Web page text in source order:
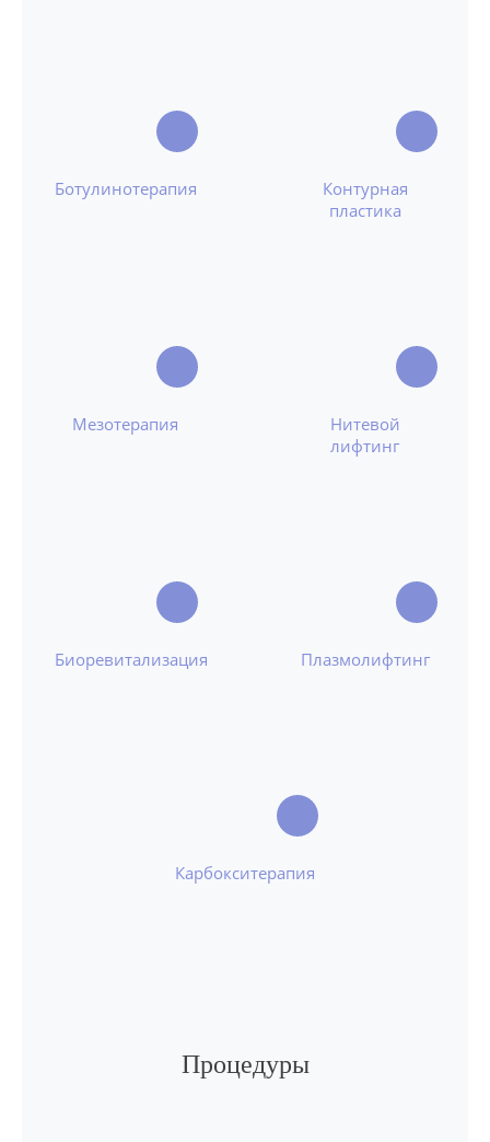
Ботулинотерапия
Контурная
пластика
Мезотерапия
Нитевой
лифтинг
Биоревитализация Плазмолифтинг
Карбокситерапия
Процедуры